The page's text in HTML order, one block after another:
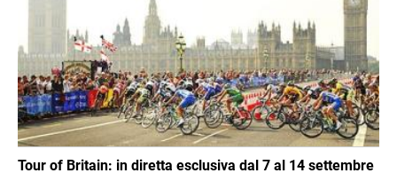
Tour of Britain: in diretta esclusiva dal 7 al 14 settembre